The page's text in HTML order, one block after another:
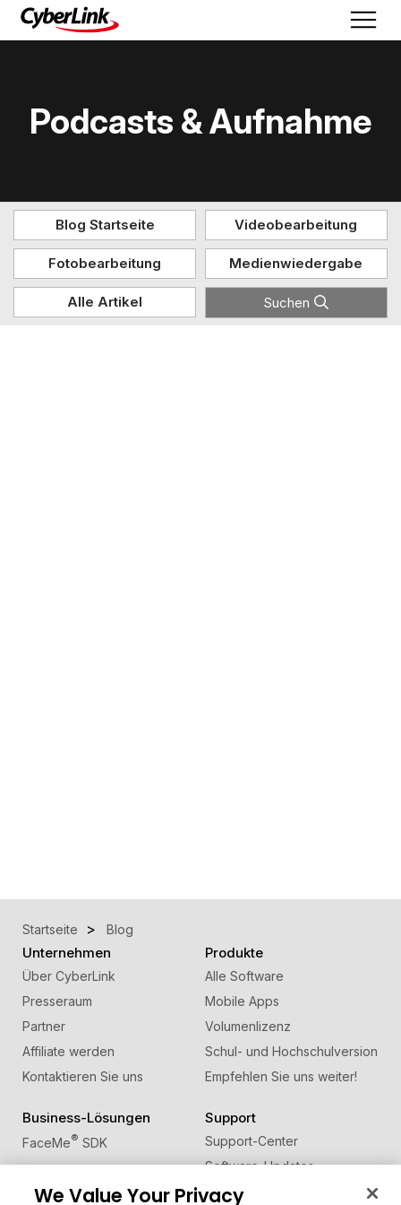
Podcasts & Aufnahme
Blog Startseite Videobearbeitung
Fotobearbeitung Medienwiedergabe
Alle Artikel Suchen
Startseite Blog
Unternehmen
Über CyberLink
Presseraum
Partner
Affiliate werden
Kontaktieren Sie uns
Produkte
Alle Software
Mobile Apps
Volumenlizenz
Schul- und Hochschulversion
Empfehlen Sie uns weiter!
Business-Lösungen
FaceMe® SDK
Support
Support-Center
Software-Updates
Lernen + Wissen
We Value Your Privacy